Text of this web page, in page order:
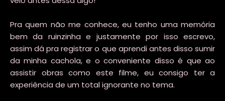
Pra quem não me conhece, eu tenho uma memória
bem da ruinzinha e justamente por isso escrevo,
assim dá pra registrar o que aprendi antes disso sumir
da minha cachola, e o conveniente disso é que ao
assistir obras como este filme, eu consigo ter a
experiência de um total ignorante no tema.